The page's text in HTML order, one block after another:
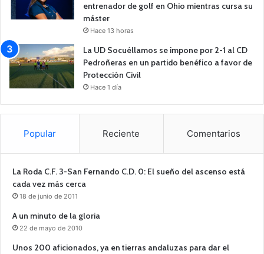
entrenador de golf en Ohio mientras cursa su
máster
Hace 13 horas
La UD Socuéllamos se impone por 2-1 al CD
Pedroñeras en un partido benéfico a favor de
Protección Civil
Hace 1 día
Popular Reciente Comentarios
La Roda C.F. 3-San Fernando C.D. 0: El sueño del ascenso está
cada vez más cerca
18 de junio de 2011
A un minuto de la gloria
22 de mayo de 2010
Unos 200 aficionados, ya en tierras andaluzas para dar el